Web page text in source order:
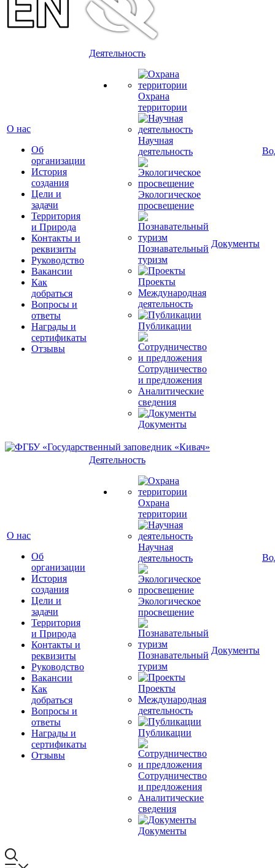
О нас
Об
организации
История
создания
Цели и
задачи
Территория
и Природа
Контакты и
реквизиты
Руководство
Вакансии
Как
добраться
Вопросы и
ответы
Награды и
сертификаты
Отзывы
Деятельность
Охрана
территории
Научная
деятельность
Экологическое
просвещение
Познавательный
туризм
Проекты
Международная
деятельность
Публикации
Сотрудничество
и предложения
Аналитические
сведения
Документы
Документы
О нас
Об
организации
История
создания
Цели и
задачи
Территория
и Природа
Контакты и
реквизиты
Руководство
Вакансии
Как
добраться
Вопросы и
ответы
Награды и
сертификаты
Отзывы
Деятельность
Охрана
территории
Научная
деятельность
Экологическое
просвещение
Познавательный
туризм
Проекты
Международная
деятельность
Публикации
Сотрудничество
и предложения
Аналитические
сведения
Документы
Документы